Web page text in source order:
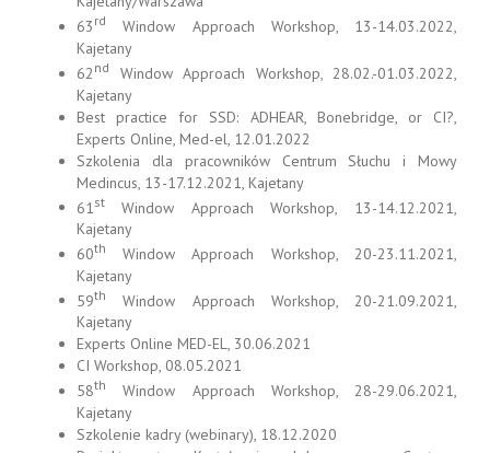
63 rd
Window Approach Workshop, 13-14.03.2022,
Kajetany
62 nd
Window Approach Workshop, 28.02.-01.03.2022,
Kajetany
Best practice for SSD: ADHEAR, Bonebridge, or CI?,
Experts Online, Med-el, 12.01.2022
Szkolenia dla pracowników Centrum Słuchu i Mowy
Medincus, 13-17.12.2021, Kajetany
61 st Window Approach Workshop, 13-14.12.2021,
Kajetany
60th Window Approach Workshop, 20-23.11.2021,
Kajetany
59th
Window Approach Workshop, 20-21.09.2021,
Kajetany
Experts Online MED-EL, 30.06.2021
CI Workshop, 08.05.2021
58th
Window Approach Workshop, 28-29.06.2021,
Kajetany
Szkolenie kadry (webinary), 18.12.2020